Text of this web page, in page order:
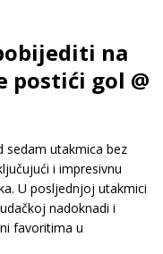
na
postići gol @
sedam utakmica bez
i impresivnu
U posljednjoj utakmici
nadoknadi i
favoritima u